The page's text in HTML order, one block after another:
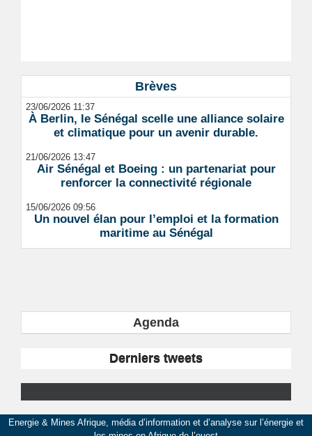
Brèves
23/06/2026 11:37
À Berlin, le Sénégal scelle une alliance solaire
et climatique pour un avenir durable.
21/06/2026 13:47
Air Sénégal et Boeing : un partenariat pour
renforcer la connectivité régionale
15/06/2026 09:56
Un nouvel élan pour l’emploi et la formation
maritime au Sénégal
Agenda
Derniers tweets
Energie & Mines Afrique, média d’information et d’analyse sur l’énergie et